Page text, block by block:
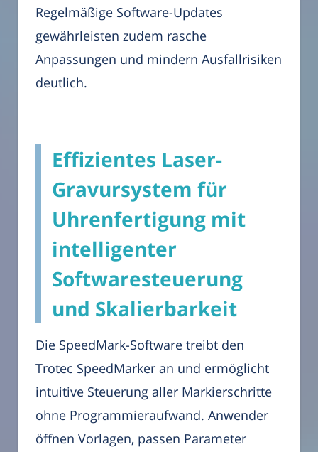
Regelmäßige Software-Updates
gewährleisten zudem rasche
Anpassungen und mindern Ausfallrisiken
deutlich.
Effizientes Laser-
Gravursystem für
Uhrenfertigung mit
intelligenter
Softwaresteuerung
und Skalierbarkeit
Die SpeedMark-Software treibt den
Trotec SpeedMarker an und ermöglicht
intuitive Steuerung aller Markierschritte
ohne Programmieraufwand. Anwender
öffnen Vorlagen, passen Parameter